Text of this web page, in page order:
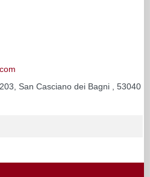
San Casciano dei Bagni , 53040